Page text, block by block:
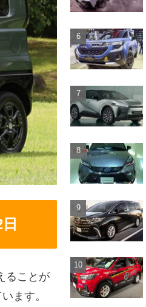
ることが
ます。